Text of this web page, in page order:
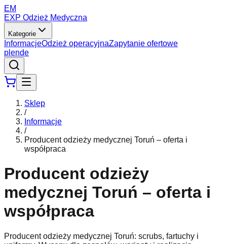
EM
EXP Odzież Medyczna
Kategorie
InformacjeOdzież operacyjnaZapytanie ofertowe
pl ende
Sklep
/
Informacje
/
Producent odzieży medycznej Toruń – oferta i
współpraca
Producent odzieży
medycznej Toruń – oferta i
współpraca
Producent odzieży medycznej Toruń: scrubs, fartuchy i